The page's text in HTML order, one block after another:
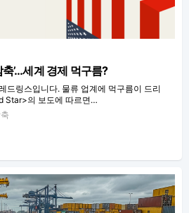
’…세계 경제 먹구름?
드링스입니다. 물류 업계에 먹구름이 드리
Star>의 보도에 따르면…